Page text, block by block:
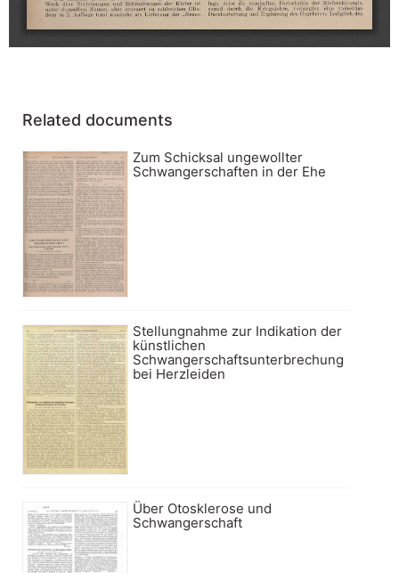
Related documents
Zum Schicksal ungewollter
Schwangerschaften in der Ehe
Stellungnahme zur Indikation der
künstlichen
Schwangerschaftsunterbrechung
bei Herzleiden
Über Otosklerose und
Schwangerschaft